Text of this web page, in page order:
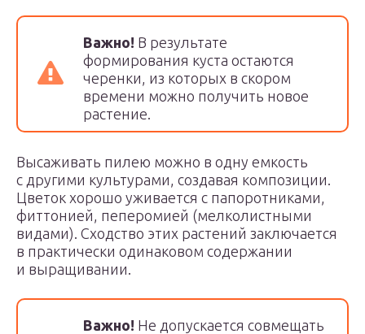
Важно! В результате
формирования куста остаются
черенки, из которых в скором
времени можно получить новое
растение.
Высаживать пилею можно в одну емкость
с другими культурами, создавая композиции.
Цветок хорошо уживается с папоротниками,
фиттонией, пеперомией (мелколистными
видами). Сходство этих растений заключается
в практически одинаковом содержании
и выращивании.
Важно! Не допускается совмещать